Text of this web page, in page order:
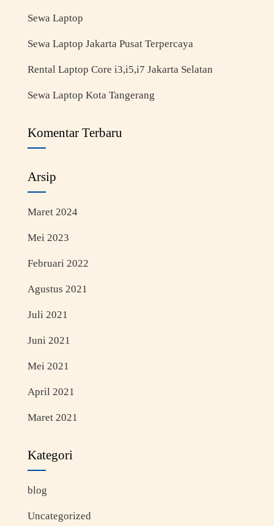
Sewa Laptop
Sewa Laptop Jakarta Pusat Terpercaya
Rental Laptop Core i3,i5,i7 Jakarta Selatan
Sewa Laptop Kota Tangerang
Komentar Terbaru
Arsip
Maret 2024
Mei 2023
Februari 2022
Agustus 2021
Juli 2021
Juni 2021
Mei 2021
April 2021
Maret 2021
Kategori
blog
Uncategorized